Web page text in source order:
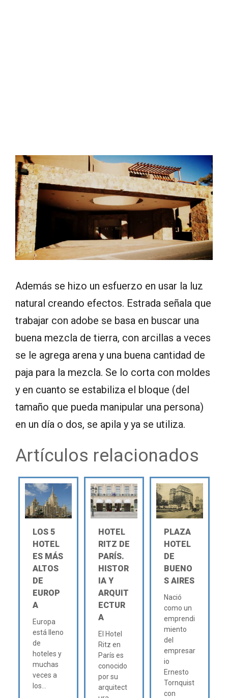
Además se hizo un esfuerzo en usar la luz
natural creando efectos. Estrada señala que
trabajar con adobe se basa en buscar una
buena mezcla de tierra, con arcillas a veces
se le agrega arena y una buena cantidad de
paja para la mezcla. Se lo corta con moldes
y en cuanto se estabiliza el bloque (del
tamaño que pueda manipular una persona)
en un día o dos, se apila y ya se utiliza.
Artículos relacionados
LOS 5
HOTEL
ES MÁS
ALTOS
DE
EUROP
A
Europa
está lleno
de
hoteles y
muchas
veces a
los...
HOTEL
RITZ DE
PARÍS.
HISTOR
IA Y
ARQUIT
ECTUR
A
El Hotel
Ritz en
París es
conocido
por su
arquitect
PLAZA
HOTEL
DE
BUENO
S AIRES
Nació
como un
emprendi
miento
del
empresar
io
Ernesto
Tornquist
con